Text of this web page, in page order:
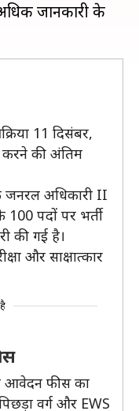
जानकारी के
11 दिसंबर,
की अंतिम
जनरल अधिकारी II
पदों पर भर्ती
की गई है।
और साक्षात्कार
आवेदन फीस का
वर्ग और EWS